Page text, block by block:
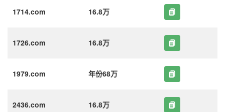
1714.com 16.8万
1726.com 16.8万
1979.com 年份68万
2436.com 16.8万